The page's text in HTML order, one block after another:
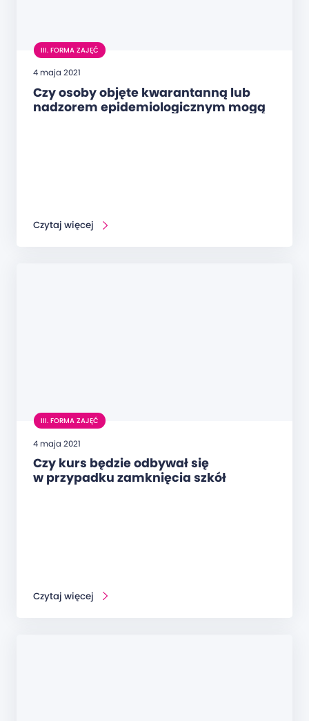
III. FORMA ZAJĘĆ
4 maja 2021
Czy osoby objęte kwarantanną lub
nadzorem epidemiologicznym mogą
Czytaj więcej
III. FORMA ZAJĘĆ
4 maja 2021
Czy kurs będzie odbywał się
w przypadku zamknięcia szkół
Czytaj więcej